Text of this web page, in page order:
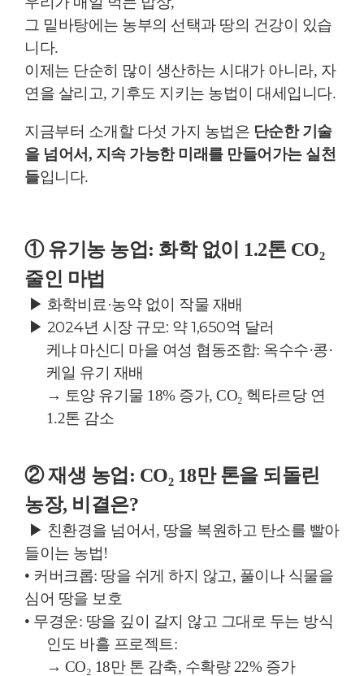
그 밑바탕에는 농부의 선택과 땅의 건강이 있습
니다.
이제는 단순히 많이 생산하는 시대가 아니라, 자
연을 살리고, 기후도 지키는 농법이 대세입니다.
지금부터 소개할 다섯 가지 농법은 단순한 기술
을 넘어서, 지속 가능한 미래를 만들어가는 실천
들입니다.
① 유기농 농업: 화학 없이 1.2톤 CO₂
줄인 마법
▶ 화학비료·농약 없이 작물 재배
▶ 2024년 시장 규모: 약 1,650억 달러
케냐 마신디 마을 여성 협동조합: 옥수수·콩·
케일 유기 재배
→ 토양 유기물 18% 증가, CO₂ 헥타르당 연
1.2톤 감소
② 재생 농업: CO₂ 18만 톤을 되돌린
농장, 비결은?
▶ 친환경을 넘어서, 땅을 복원하고 탄소를 빨아
들이는 농법!
• 커버크롭: 땅을 쉬게 하지 않고, 풀이나 식물을
심어 땅을 보호
• 무경운: 땅을 깊이 갈지 않고 그대로 두는 방식
인도 바흘 프로젝트:
→ CO₂ 18만 톤 감축, 수확량 22% 증가